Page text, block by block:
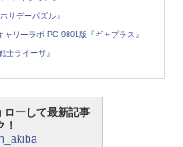
リデーパズル』
リーラボ PC-9801版『ギャプラス』
士ライーザ』
ーして最新記事